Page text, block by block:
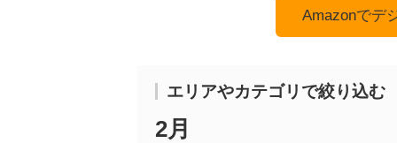
Amazonでデ
エリアやカテゴリで絞り込む
2月